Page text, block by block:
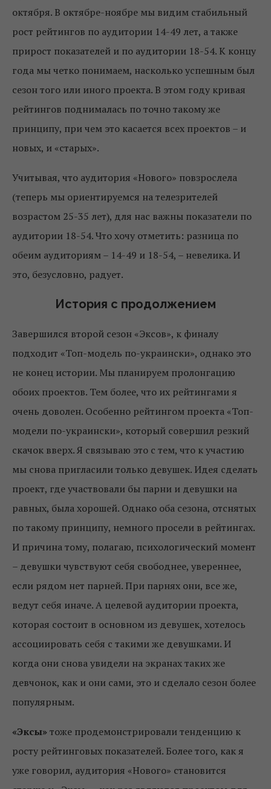
октября. В октябре-ноябре мы видим стабильный
рост рейтингов по аудитории 14-49 лет, а также
прирост показателей и по аудитории 18-54. К концу
года мы четко понимаем, насколько успешным был
сезон того или иного проекта. В этом году кривая
рейтингов поднималась по точно такому же
принципу, при чем это касается всех проектов – и
новых, и «старых».
Учитывая, что аудитория «Нового» повзрослела
(теперь мы ориентируемся на телезрителей
возрастом 25-35 лет), для нас важны показатели по
аудитории 18-54. Что хочу отметить: разница по
обеим аудиториям – 14-49 и 18-54, – невелика. И
это, безусловно, радует.
История с продолжением
Завершился второй сезон «Эксов», к финалу
подходит «Топ-модель по-украински», однако это
не конец истории. Мы планируем пролонгацию
обоих проектов. Тем более, что их рейтингами я
очень доволен. Особенно рейтингом проекта «Топ-
модели по-украински», который совершил резкий
скачок вверх. Я связываю это с тем, что к участию
мы снова пригласили только девушек. Идея сделать
проект, где участвовали бы парни и девушки на
равных, была хорошей. Однако оба сезона, отснятых
по такому принципу, немного просели в рейтингах.
И причина тому, полагаю, психологический момент
– девушки чувствуют себя свободнее, увереннее,
если рядом нет парней. При парнях они, все же,
ведут себя иначе. А целевой аудитории проекта,
которая состоит в основном из девушек, хотелось
ассоциировать себя с такими же девушками. И
когда они снова увидели на экранах таких же
девчонок, как и они сами, это и сделало сезон более
популярным.
«Эксы»тоже продемонстрировали тенденцию к
росту рейтинговых показателей. Более того, как я
уже говорил, аудитория «Нового» становится